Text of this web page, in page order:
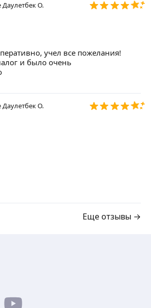
Даулетбек О.
учел все пожелания!
и было очень
Даулетбек О.
Еще отзывы →